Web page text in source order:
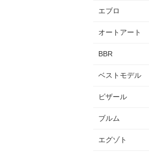
エブロ
オートアート
BBR
ベストモデル
ビザール
ブルム
エグゾト